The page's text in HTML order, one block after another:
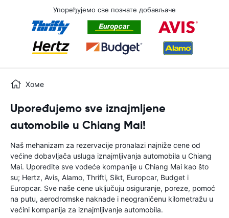
Упоређујемо све познате добављаче
Хоме
Upoređujemo sve iznajmljene
automobile u Chiang Mai!
Naš mehanizam za rezervacije pronalazi najniže cene od
većine dobavljača usluga iznajmljivanja automobila u Chiang
Mai. Uporedite sve vodeće kompanije u Chiang Mai kao što
su; Hertz, Avis, Alamo, Thrifti, Sikt, Europcar, Budget i
Europcar. Sve naše cene uključuju osiguranje, poreze, pomoć
na putu, aerodromske naknade i neograničenu kilometražu u
većini kompanija za iznajmljivanje automobila.